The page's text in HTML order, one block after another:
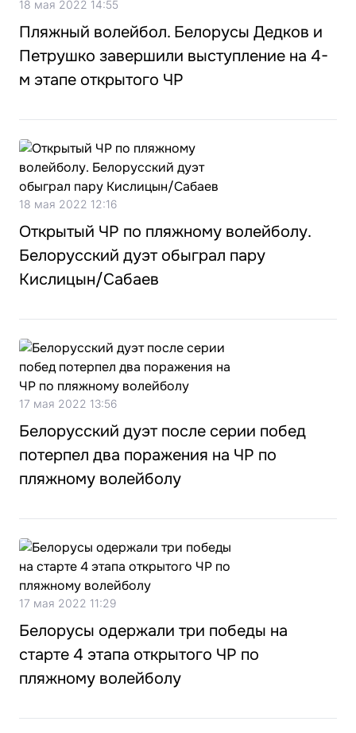
18 мая 2022 14:55
Пляжный волейбол. Белорусы Дедков и
Петрушко завершили выступление на 4-
м этапе открытого ЧР
18 мая 2022 12:16
Открытый ЧР по пляжному волейболу.
Белорусский дуэт обыграл пару
Кислицын/Сабаев
17 мая 2022 13:56
Белорусский дуэт после серии побед
потерпел два поражения на ЧР по
пляжному волейболу
17 мая 2022 11:29
Белорусы одержали три победы на
старте 4 этапа открытого ЧР по
пляжному волейболу